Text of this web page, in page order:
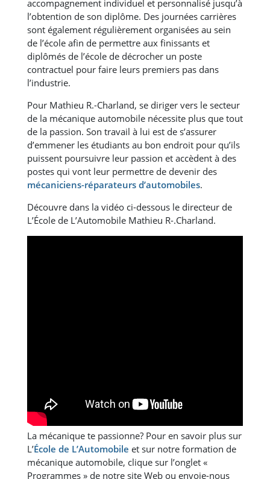
accompagnement individuel et personnalisé jusqu’à
l’obtention de son diplôme. Des journées carrières
sont également régulièrement organisées au sein
de l’école afin de permettre aux finissants et
diplômés de l’école de décrocher un poste
contractuel pour faire leurs premiers pas dans
l’industrie.
Pour Mathieu R.-Charland, se diriger vers le secteur
de la mécanique automobile nécessite plus que tout
de la passion. Son travail à lui est de s’assurer
d’emmener les étudiants au bon endroit pour qu’ils
puissent poursuivre leur passion et accèdent à des
postes qui vont leur permettre de devenir des
mécaniciens-réparateurs d’automobiles.
Découvre dans la vidéo ci-dessous le directeur de
L’École de L’Automobile Mathieu R-.Charland.
La mécanique te passionne? Pour en savoir plus sur
L’École de L’Automobile et sur notre formation de
mécanique automobile, clique sur l’onglet «
Programmes » de notre site Web ou envoie-nous